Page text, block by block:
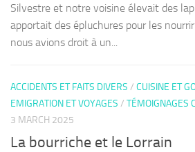
Silvestre et notre voisine élevait des
apportait des épluchures pour les
nous avions droit à un...
ACCIDENTS ET FAITS DIVERS / CUISINE ET
EMIGRATION ET VOYAGES / TÉMOIGNAGES
3 MARCH 2025
La bourriche et le Lorrain